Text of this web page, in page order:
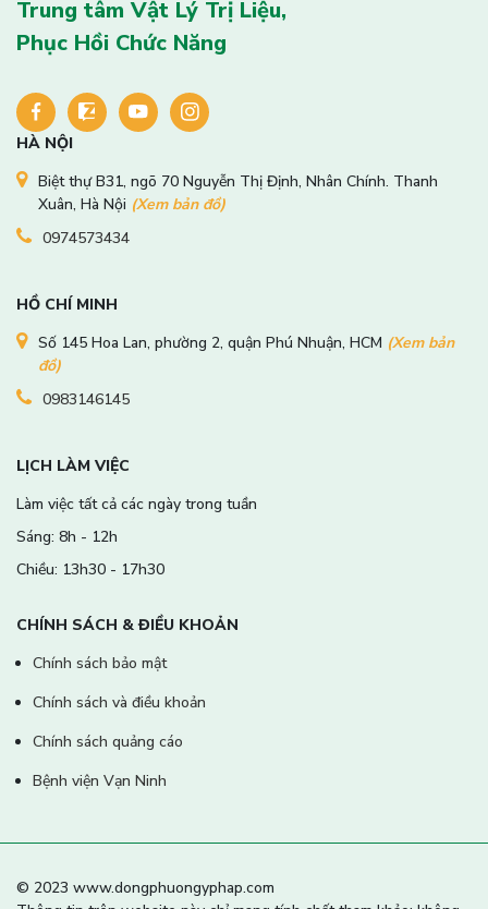
Trung tâm Vật Lý Trị Liệu,
Phục Hồi Chức Năng
HÀ NỘI
Biệt thự B31, ngõ 70 Nguyễn Thị Định, Nhân Chính. Thanh
Xuân, Hà Nội (Xem bản đồ)
0974573434
HỒ CHÍ MINH
Số 145 Hoa Lan, phường 2, quận Phú Nhuận, HCM (Xem bản
đồ)
0983146145
LỊCH LÀM VIỆC
Làm việc tất cả các ngày trong tuần
Sáng: 8h - 12h
Chiều: 13h30 - 17h30
CHÍNH SÁCH & ĐIỀU KHOẢN
Chính sách bảo mật
Chính sách và điều khoản
Chính sách quảng cáo
Bệnh viện Vạn Ninh
© 2023 www.dongphuongyphap.com